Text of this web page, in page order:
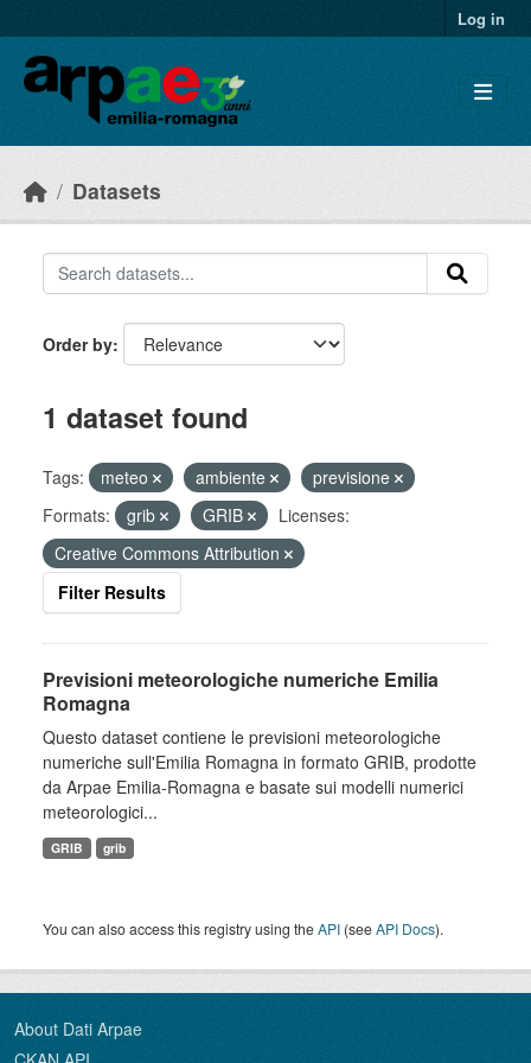
Log in
Datasets
Order by
1 dataset found
Tags: meteo ambiente
previsione
Formats:
grib GRIB
Licenses:
Creative Commons Attribution
Filter Results
Previsioni meteorologiche numeriche Emilia
Romagna
Questo dataset contiene le previsioni meteorologiche
numeriche sull'Emilia Romagna in formato GRIB, prodotte
da Arpae Emilia-Romagna e basate sui modelli numerici
meteorologici...
GRIB grib
You can also access this registry using theAPI (seeAPI Docs).
About Dati Arpae